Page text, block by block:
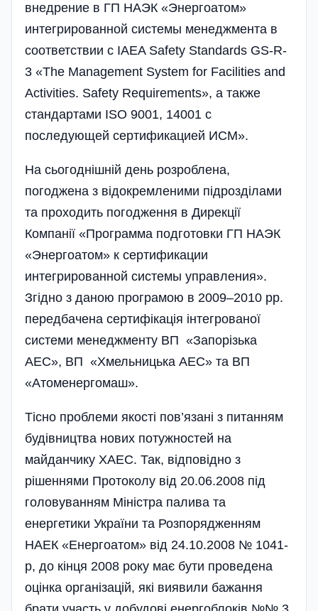
внедрение в ГП НАЭК «Энергоатом»
интегрированной системы менеджмента в
соответствии с IAEA Safety Standards GS-R-
3 «The Management System for Facilities and
Activities. Safety Requirements», а также
стандартами ISO 9001, 14001 с
последующей сертификацией ИСМ».
На сьогоднішній день розроблена,
погоджена з відокремленими підрозділами
та проходить погодження в Дирекції
Компанії «Программа подготовки ГП НАЭК
«Энергоатом» к сертификации
интегрированной системы управления».
Згідно з даною програмою в 2009–2010 рр.
передбачена сертифікація інтегрованої
системи менеджменту ВП «Запорізька
АЕС», ВП «Хмельницька АЕС» та ВП
«Атоменергомаш».
Тісно проблеми якості пов’язані з питанням
будівництва нових потужностей на
майданчику ХАЕС. Так, відповідно з
рішеннями Протоколу від 20.06.2008 під
головуванням Міністра палива та
енергетики України та Розпорядженням
НАЕК «Енергоатом» від 24.10.2008 № 1041-
р, до кінця 2008 року має бути проведена
оцінка організацій, які виявили бажання